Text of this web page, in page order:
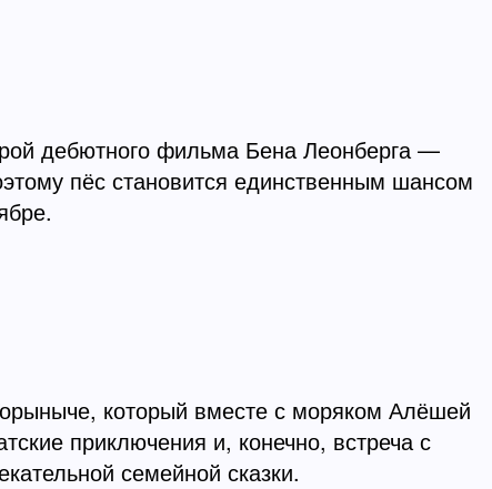
дебютного фильма Бена Леонберга —
пёс становится единственным шансом
который вместе с моряком Алёшей
приключения и, конечно, встреча с
семейной сказки.